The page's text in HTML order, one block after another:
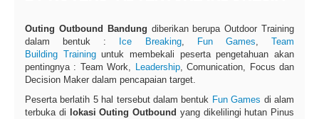
Outing Outbound Bandung diberikan berupa Outdoor Training
dalam bentuk :
Ice Breaking, Fun Games,Team
Building Traininguntuk membekali peserta pengetahuan akan
pentingnya : Team Work, Leadership, Comunication, Focus dan
Decision Maker dalam pencapaian target.
Peserta berlatih 5 hal tersebut dalam bentuk Fun Games di alam
terbuka di
lokasi Outing Outbound yang dikelilingi hutan Pinus